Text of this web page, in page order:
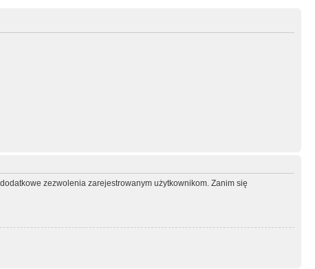
zezwolenia zarejestrowanym użytkownikom. Zanim się